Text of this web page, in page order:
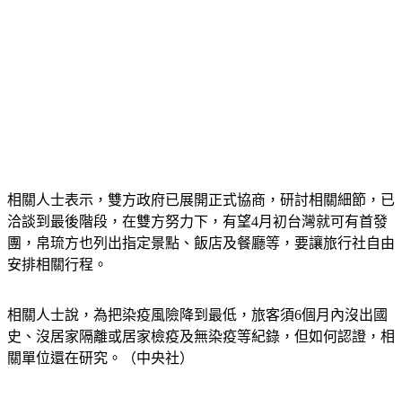
相關人士表示，雙方政府已展開正式協商，研討相關細節，已
洽談到最後階段，在雙方努力下，有望4月初台灣就可有首發
團，帛琉方也列出指定景點、飯店及餐廳等，要讓旅行社自由
安排相關行程。
相關人士說，為把染疫風險降到最低，旅客須6個月內沒出國
史、沒居家隔離或居家檢疫及無染疫等紀錄，但如何認證，相
關單位還在研究。（中央社）